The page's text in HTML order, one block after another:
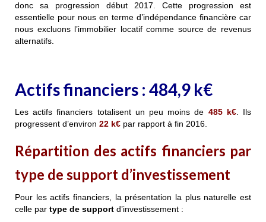
donc sa progression début 2017. Cette progression est
essentielle pour nous en terme d’indépendance financière car
nous excluons l’immobilier locatif comme source de revenus
alternatifs.
Actifs financiers : 484,9 k€
Les actifs financiers totalisent un peu moins de 485k€. Ils
progressent d’environ 22 k€ par rapport à fin 2016.
Répartition des actifs financiers par
type de support d’investissement
Pour les actifs financiers, la présentation la plus naturelle est
celle par type de support d’investissement :